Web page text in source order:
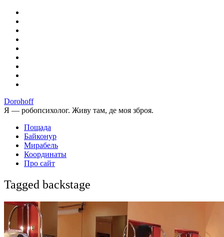
Dorohoff
Я — робопсихолог. Живу там, де моя зброя.
Пощада
Байконур
Мирабель
Координаты
Про сайт
Tagged backstage